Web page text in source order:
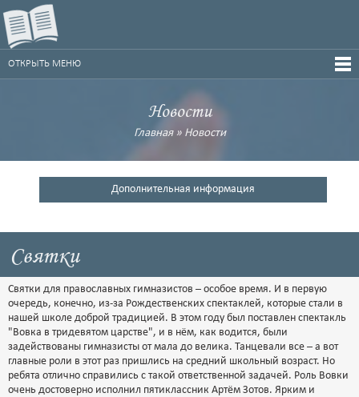
ОТКРЫТЬ МЕНЮ
Новости
Главная» Новости
Дополнительная информация
Святки
Святки для православных гимназистов – особое время. И в первую
очередь, конечно, из-за Рождественских спектаклей, которые стали в
нашей школе доброй традицией. В этом году был поставлен спектакль
"Вовка в тридевятом царстве", и в нём, как водится, были
задействованы гимназисты от мала до велика. Танцевали все – а вот
главные роли в этот раз пришлись на средний школьный возраст. Но
ребята отлично справились с такой ответственной задачей. Роль Вовки
очень достоверно исполнил пятиклассник Артём Зотов. Ярким и